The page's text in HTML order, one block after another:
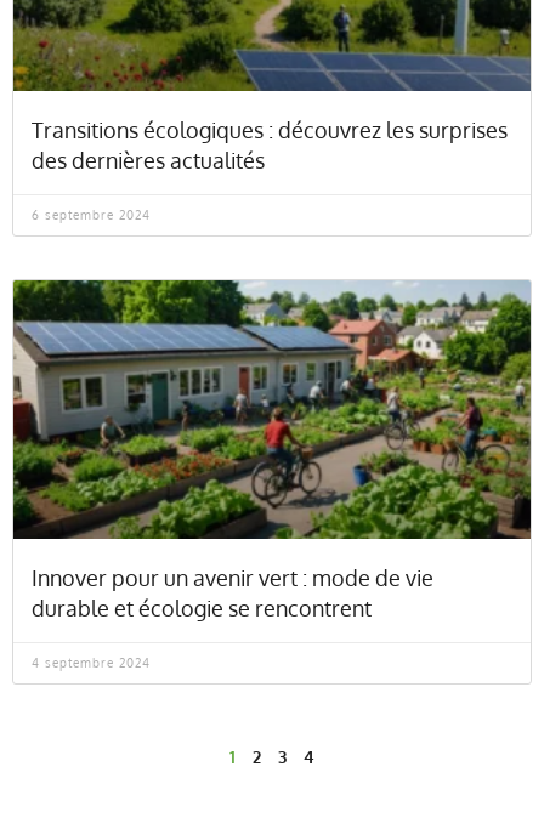
Transitions écologiques : découvrez les surprises
des dernières actualités
6 septembre 2024
Innover pour un avenir vert : mode de vie
durable et écologie se rencontrent
4 septembre 2024
1 2 3 4